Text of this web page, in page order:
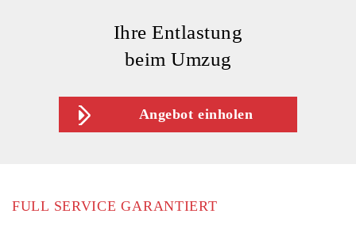
Ihre Entlastung
beim Umzug
Angebot einholen
FULL SERVICE GARANTIERT